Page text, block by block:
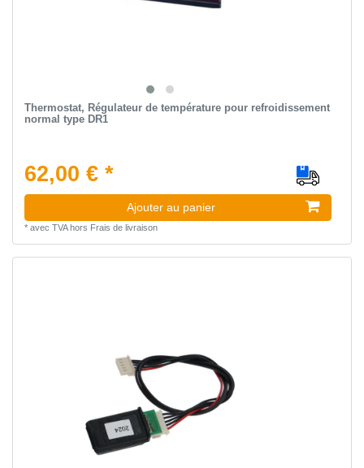
Thermostat, Régulateur de température pour refroidissement
normal type DR1
62,00 € *
Ajouter au panier
* avec TVAhors Frais de livraison